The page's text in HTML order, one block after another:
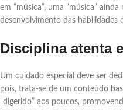
em “música”, uma “música”
desenvolvimento das habilidades
Disciplina atenta
Um cuidado especial deve ser
pois, trata-se de um conteúdo
“digerido” aos poucos,